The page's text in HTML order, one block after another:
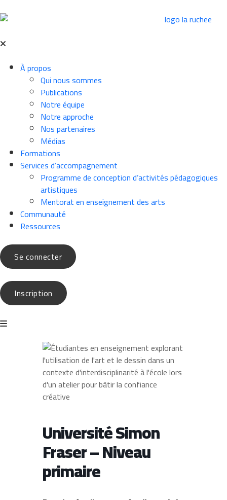
À propos
Qui nous sommes
Publications
Notre équipe
Notre approche
Nos partenaires
Médias
Formations
Services d’accompagnement
Programme de conception d’activités pédagogiques
artistiques
Mentorat en enseignement des arts
Communauté
Ressources
Se connecter
Inscription
Université Simon
Fraser – Niveau
primaire